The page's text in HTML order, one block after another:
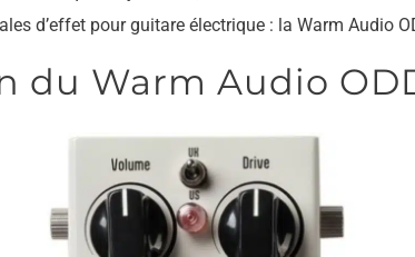
d’effet pour guitare électrique : la Warm Audio
du Warm Audio